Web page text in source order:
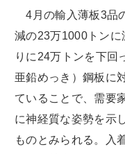
4月の輸入薄板3品
減の23万1000トン
りに24万トンを下回
亜鉛めっき）鋼板に
ていることで、需要
に神経質な姿勢を示
ものとみられる。入